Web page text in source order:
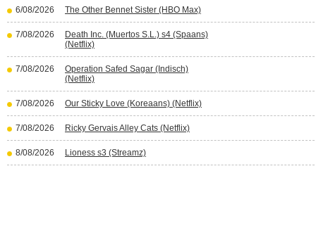
6/08/2026 The Other Bennet Sister (HBO Max)
7/08/2026
Death Inc. (Muertos S.L.) s4 (Spaans)
(Netflix)
7/08/2026
Operation Safed Sagar (Indisch)
(Netflix)
7/08/2026 Our Sticky Love (Koreaans) (Netflix)
7/08/2026 Ricky Gervais Alley Cats (Netflix)
8/08/2026 Lioness s3 (Streamz)